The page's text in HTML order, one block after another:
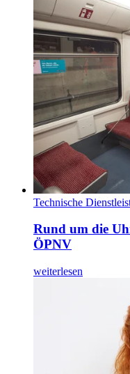
Technische
Rund um die
ÖPNV
weiterlesen